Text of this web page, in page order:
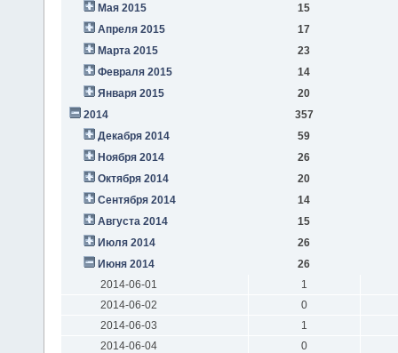
Мая 2015
15
Апреля 2015
17
Марта 2015
23
Февраля 2015
14
Января 2015
20
2014
357
Декабря 2014
59
Ноября 2014
26
Октября 2014
20
Сентября 2014
14
Августа 2014
15
Июля 2014
26
Июня 2014
26
2014-06-01
1
2014-06-02
0
2014-06-03
1
2014-06-04
0